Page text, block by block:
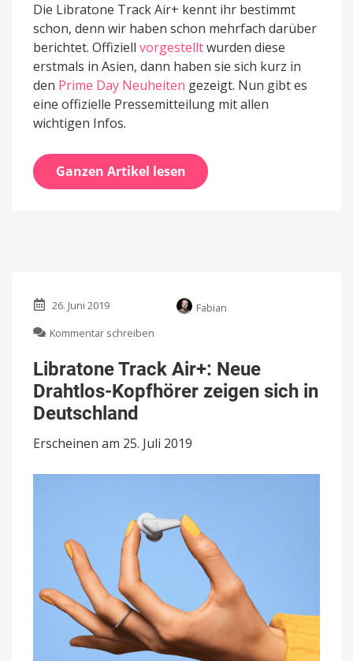
Die Libratone Track Air+ kennt ihr bestimmt
schon, denn wir haben schon mehrfach darüber
berichtet. Offiziell vorgestelltwurden diese
erstmals in Asien, dann haben sie sich kurz in
den Prime Day Neuheiten gezeigt. Nun gibt es
eine offizielle Pressemitteilung mit allen
wichtigen Infos.
Ganzen Artikel lesen
26. Juni 2019
Fabian
Kommentar schreiben
Track
Air+:
Neue
zeigen
sich
Libratone Track Air+: Neue
Drahtlos-Kopfhörer zeigen sich in
Deutschland
Erscheinen am 25. Juli 2019